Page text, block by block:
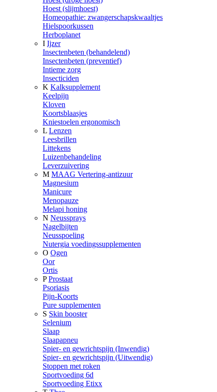
Hoest (slijmhoest)
Homeopathie: zwangerschapskwaaltjes
Hielspoorkussen
Herboplanet
I Ijzer
Insectenbeten (behandelend)
Insectenbeten (preventief)
Intieme zorg
Insecticiden
K Kalksupplement
Keelpijn
Kloven
Koortsblaasjes
Kniestoelen ergonomisch
L Lenzen
Leesbrillen
Littekens
Luizenbehandeling
Leverzuivering
M MAAG Vertering-antizuur
Magnesium
Manicure
Menopauze
Melapi honing
N Neussprays
Nagelbijten
Neusspoeling
Nutergia voedingssupplementen
O Ogen
Oor
Ortis
P Prostaat
Psoriasis
Pijn-Koorts
Pure supplementen
S Skin booster
Selenium
Slaap
Slaapapneu
Spier- en gewrichtspijn (Inwendig)
Spier- en gewrichtspijn (Uitwendig)
Stoppen met roken
Sportvoeding 6d
Sportvoeding Etixx